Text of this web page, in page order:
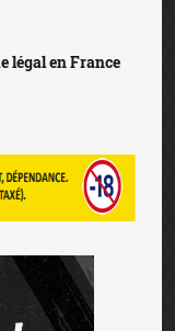
légal en France